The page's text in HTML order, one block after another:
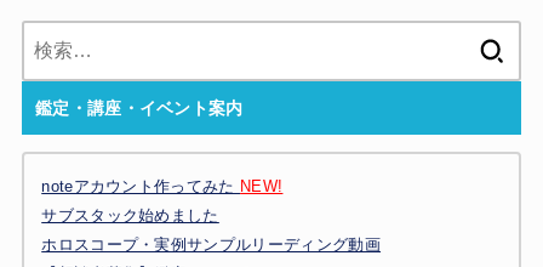
鑑定・講座・イベント案内
noteアカウント作ってみた NEW!
サブスタック始めました
ホロスコープ・実例サンプルリーディング動画